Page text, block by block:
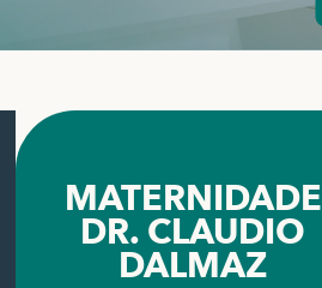
MATERNIDADE
DR. CLAUDIO
DALMAZ